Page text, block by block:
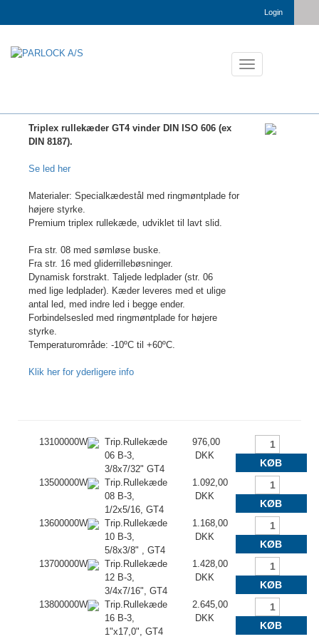
Login
Toggle
navigation
Triplex rullekæder GT4 vinder DIN ISO 606 (ex
DIN 8187).
Se led her
Materialer: Specialkædestål med ringmøntplade for
højere styrke.
Premium triplex rullekæde, udviklet til lavt slid.
Fra str. 08 med sømløse buske.
Fra str. 16 med gliderrillebøsninger.
Dynamisk forstrakt. Taljede ledplader (str. 06
med lige ledplader). Kæder leveres med et ulige
antal led, med indre led i begge ender.
Forbindelsesled med ringmøntplade for højere
styrke.
Temperaturområde: -10ºC til +60ºC.
Klik her for yderligere info
13100000W
Trip.Rullekæde
06 B-3,
3/8x7/32" GT4
976,00
DKK
KØB
13500000W
Trip.Rullekæde
08 B-3,
1/2x5/16, GT4
1.092,00
DKK
KØB
13600000W
Trip.Rullekæde
10 B-3,
5/8x3/8" , GT4
1.168,00
DKK
KØB
13700000W
Trip.Rullekæde
12 B-3,
3/4x7/16", GT4
1.428,00
DKK
KØB
13800000W
Trip.Rullekæde
16 B-3,
1"x17,0", GT4
2.645,00
DKK
KØB